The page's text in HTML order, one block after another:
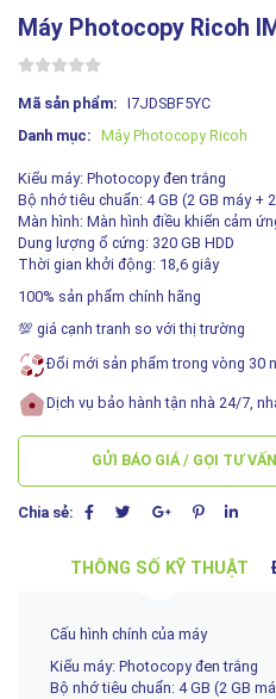
Máy Photocopy Ricoh
Mã sản phẩm: I7JDSBF5YC
Danh mục: Máy Photocopy Ricoh
Kiểu máy: Photocopy đen trắng
Bộ nhớ tiêu chuẩn: 4 GB (2 GB máy +
Màn hình: Màn hình điều khiển cảm
Dung lượng ổ cứng: 320 GB HDD
Thời gian khởi động: 18,6 giây
100% sản phẩm chính hãng
💯 giá cạnh tranh so với thị trường
Đổi mới sản phẩm trong vòng 30
Dịch vụ bảo hành tận nhà 24/7,
GỬI BÁO GIÁ / GỌI TƯ VẤN
Chia sẻ:
THÔNG SỐ KỸ THUẬT
Cấu hình chính của máy
Kiểu máy: Photocopy đen trắng
Bộ nhớ tiêu chuẩn: 4 GB (2 GB